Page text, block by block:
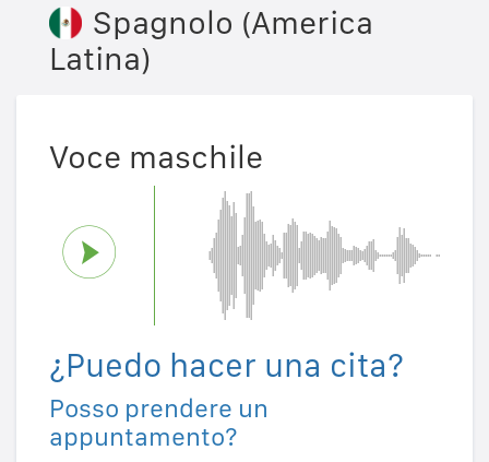
Spagnolo (America
Latina)
Voce maschile
¿Puedo hacer una cita?
Posso prendere un
appuntamento?